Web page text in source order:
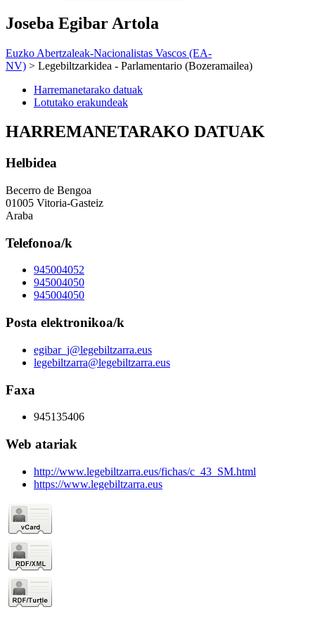
Joseba Egibar Artola
Euzko Abertzaleak-Nacionalistas Vascos (EA-
NV) > Legebiltzarkidea - Parlamentario (Bozeramailea)
Harremanetarako datuak
Lotutako erakundeak
HARREMANETARAKO DATUAK
Helbidea
Becerro de Bengoa
01005 Vitoria-Gasteiz
Araba
Telefonoa/k
945004052
945004050
945004050
Posta elektronikoa/k
egibar_j@legebiltzarra.eus
legebiltzarra@legebiltzarra.eus
Faxa
945135406
Web atariak
http://www.legebiltzarra.eus/fichas/c_43_SM.html
https://www.legebiltzarra.eus